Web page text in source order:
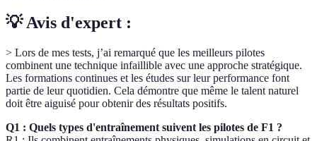
💡 Avis d'expert :
> Lors de mes tests, j’ai remarqué que les meilleurs pilotes
combinent une technique infaillible avec une approche stratégique.
Les formations continues et les études sur leur performance font
partie de leur quotidien. Cela démontre que même le talent naturel
doit être aiguisé pour obtenir des résultats positifs.
Q1 : Quels types d'entraînement suivent les pilotes de F1 ?